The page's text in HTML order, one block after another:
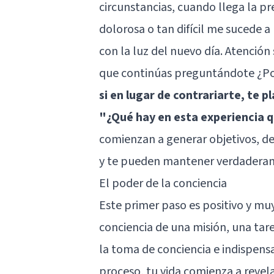
circunstancias, cuando llega la
dolorosa o tan difícil me sucede
con la luz del nuevo día.
que continúas preguntándote
si en lugar de contrariarte, te
"¿Qué hay en esta experiencia
comienzan a generar objetivos,
y te pueden mantener
El poder de la conciencia
Este primer paso es positivo y
conciencia de una misión, una
la toma de conciencia e